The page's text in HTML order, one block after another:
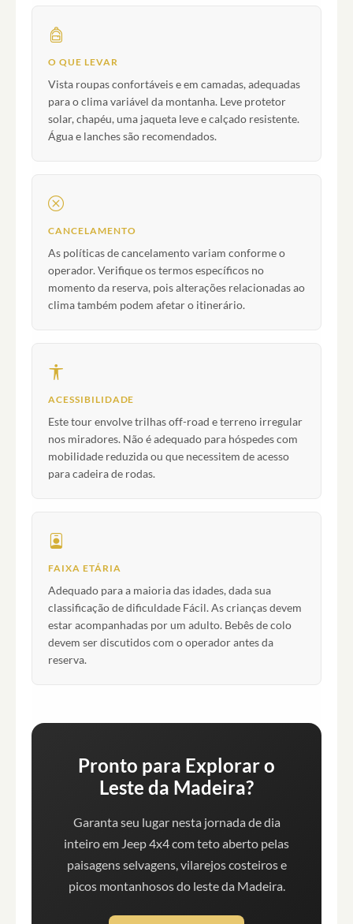
O QUE LEVAR
Vista roupas confortáveis e em camadas, adequadas
para o clima variável da montanha. Leve protetor
solar, chapéu, uma jaqueta leve e calçado resistente.
Água e lanches são recomendados.
CANCELAMENTO
As políticas de cancelamento variam conforme o
operador. Verifique os termos específicos no
momento da reserva, pois alterações relacionadas ao
clima também podem afetar o itinerário.
ACESSIBILIDADE
Este tour envolve trilhas off-road e terreno irregular
nos miradores. Não é adequado para hóspedes com
mobilidade reduzida ou que necessitem de acesso
para cadeira de rodas.
FAIXA ETÁRIA
Adequado para a maioria das idades, dada sua
classificação de dificuldade Fácil. As crianças devem
estar acompanhadas por um adulto. Bebês de colo
devem ser discutidos com o operador antes da
reserva.
Pronto para Explorar o
Leste da Madeira?
Garanta seu lugar nesta jornada de dia
inteiro em Jeep 4x4 com teto aberto pelas
paisagens selvagens, vilarejos costeiros e
picos montanhosos do leste da Madeira.